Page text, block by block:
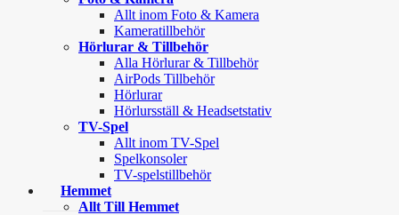
Allt inom Foto & Kamera
Kameratillbehör
Hörlurar & Tillbehör
Alla Hörlurar & Tillbehör
AirPods Tillbehör
Hörlurar
Hörlursställ & Headsetstativ
TV-Spel
Allt inom TV-Spel
Spelkonsoler
TV-spelstillbehör
Hemmet
Allt Till Hemmet